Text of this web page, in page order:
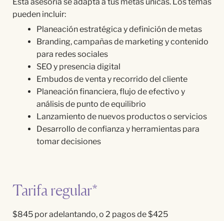
pueden incluir:
Planeación estratégica y definición de metas
Branding, campañas de marketing y contenido
para redes sociales
SEO y presencia digital
Embudos de venta y recorrido del cliente
Planeación financiera, flujo de efectivo y
análisis de punto de equilibrio
Lanzamiento de nuevos productos o servicios
Desarrollo de confianza y herramientas para
tomar decisiones
Tarifa regular*
$845 por adelantando, o 2 pagos de $425